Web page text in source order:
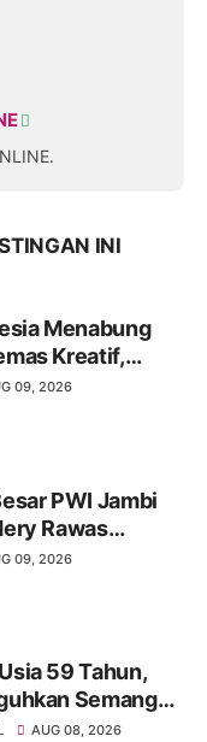
INI
Menabung
Kreatif,
Band Raih Juara
09, 2026
PWI Jambi
Rawas
PWI
09, 2026
59 Tahun,
Semangat
Growing”
AUG 08, 2026